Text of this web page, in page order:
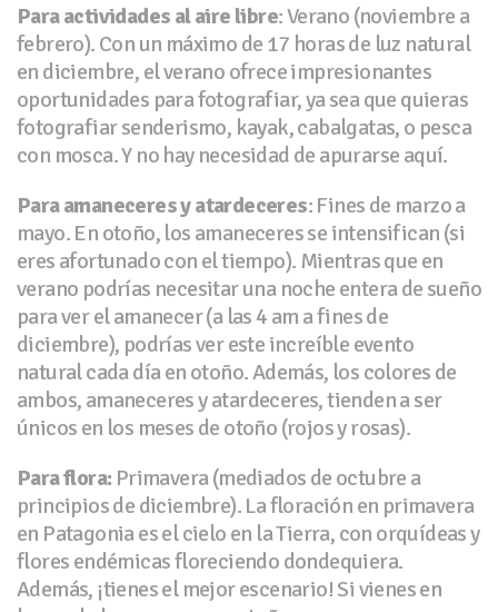
Para actividades al aire libre: Verano (noviembre a
febrero). Con un máximo de 17 horas de luz natural
en diciembre, el verano ofrece impresionantes
oportunidades para fotografiar, ya sea que quieras
fotografiar senderismo, kayak, cabalgatas, o pesca
con mosca. Y no hay necesidad de apurarse aquí.
Para amaneceres y atardeceres: Fines de marzo a
mayo. En otoño, los amaneceres se intensifican (si
eres afortunado con el tiempo). Mientras que en
verano podrías necesitar una noche entera de sueño
para ver el amanecer (a las 4 am a fines de
diciembre), podrías ver este increíble evento
natural cada día en otoño. Además, los colores de
ambos, amaneceres y atardeceres, tienden a ser
únicos en los meses de otoño (rojos y rosas).
Para flora: Primavera (mediados de octubre a
principios de diciembre). La floración en primavera
en Patagonia es el cielo en la Tierra, con orquídeas y
flores endémicas floreciendo dondequiera.
Además, ¡tienes el mejor escenario! Si vienes en